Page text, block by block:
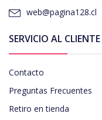
web@pagina128.cl
SERVICIO AL CLIENTE
Contacto
Preguntas Frecuentes
Retiro en tienda